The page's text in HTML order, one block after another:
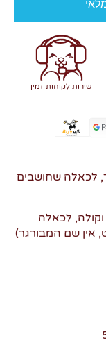
שירות לקוחות זמין
לכאלה שחושבים
לכאלה
אין שם המבורגר)